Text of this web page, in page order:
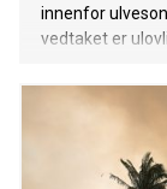
innenfor
vedtaket er